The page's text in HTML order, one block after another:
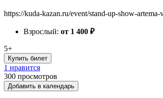
https://kuda-kazan.ru/event/stand-up-show-
Взрослый: от 1 400 ₽
5+
Купить билет
1 нравится
300 просмотров
Добавить в календарь